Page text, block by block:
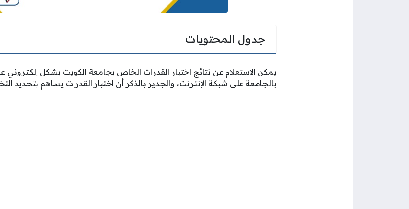
جدول المحتويات
يمكن الاستعلام عن نتائج اختبار القدرات الخاص بجامعة الكويت بشكل
بالجامعة على شبكة الإنترنت، والجدير بالذكر أن اختبار القدرات يساهم بتحديد